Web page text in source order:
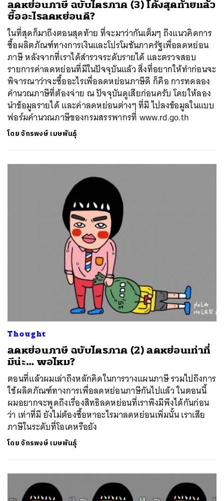
ลดหย่อนภาษี ฉบับไตรภาค (3) โค้งสุดท้ายแล้ว
ซื้ออะไรลดหย่อนดี?
ในที่สุดก็มาถึงตอนสุดท้าย ที่จะมาว่ากันเต็มๆ ถึงแนวคิดการ
ซื้อผลิตภัณฑ์ทางการเงินและโปรโมชันภาครัฐเพื่อลดหย่อน
ภาษี หลังจากที่เราได้สำรวจระดับรายได้ และตรวจสอบ
รายการค่าลดหย่อนที่มีในปัจจุบันแล้ว สิ่งที่อยากให้ทำก่อนจะ
พิจารณาว่าจะซื้ออะไรเพื่อลดหย่อนภาษีดี ก็คือ การทดลอง
คำนวณภาษีที่ต้องจ่าย ณ ปัจจุบันดูเสียก่อนครับ โดยให้ลอง
นำข้อมูลรายได้ และค่าลดหย่อนต่างๆ ที่มี ไปลงข้อมูลในแบบ
ฟอร์มคำนวณภาษีของกรมสรรพากรที่ www.rd.go.th
โดยจักรพงษ์ เมษพันธุ์
Thought
ลดหย่อนภาษี ฉบับไตรภาค (2) ลดหย่อนเท่าที่
มีน่ะ… พอไหม?
ตอนที่แล้วผมเล่าถึงหลักคิดในการวางแผนภาษี รวมไปถึงการ
ใช้ผลิตภัณฑ์ทางการเพื่อลดหย่อนภาษีกันไปแล้ว ในตอนนี้
ผมอยากจะพูดถึงเรื่องสิทธิลดหย่อนที่เราพึงมีพึงได้กันก่อน
ว่า เท่าที่มี ยังไม่ต้องซื้อหาอะไรมาลดหย่อนเพิ่มนั้น เราเสีย
ภาษีในระดับที่โอเคหรือยัง
โดยจักรพงษ์ เมษพันธุ์